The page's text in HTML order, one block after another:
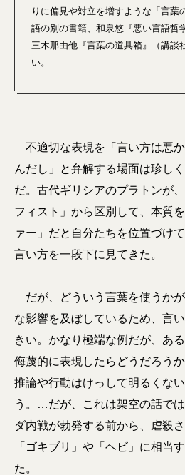
りに偏見や対立を増すような「言葉
語の別の書籍、和泉悠『悪い言語哲
三木那由他『言葉の道具箱』（講談
い。
不適切な表現を「言い方は悪
んだし」と弁解する場面は珍し
だ。古代ギリシアのプラトンが
フィスト」から区別して、本質
ァー」だと自分たちを位置づけ
言い方を一段下に見てきた。
だが、どういう言葉を使うか
な影響を及ぼしているため、言
きい。かなり極端な例だが、あ
侮蔑的に表現したらどうだろう
推論や行動はけっして明るくな
う。…だが、これは架空の話で
ダ内戦が勃発する前から、虐殺
「ゴキブリ」や「ヘビ」に相当
た。